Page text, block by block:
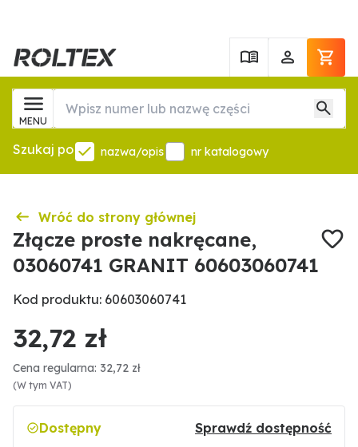
MENU
Szukaj po nazwa/opis nr katalogowy
Wróć do strony głównej
Złącze proste nakręcane,
03060741 GRANIT 60603060741
Kod produktu: 60603060741
32,72 zł
Cena regularna: 32,72 zł
(W tym VAT)
Dostępny Sprawdź dostępność